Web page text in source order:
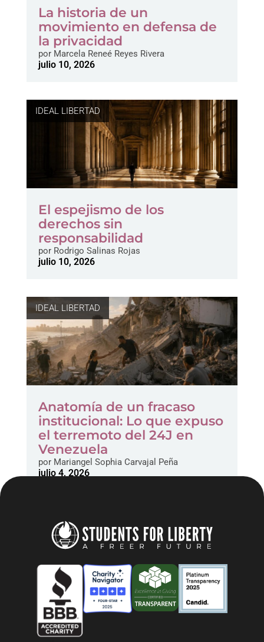
La historia de un
movimiento en defensa de
la privacidad
porMarcela Reneé Reyes Rivera
julio 10, 2026
IDEAL LIBERTAD
El espejismo de los
derechos sin
responsabilidad
porRodrigo Salinas Rojas
julio 10, 2026
IDEAL LIBERTAD
Anatomía de un fracaso
institucional: Lo que expuso
el terremoto del 24J en
Venezuela
porMariangel Sophia Carvajal Peña
julio 4, 2026